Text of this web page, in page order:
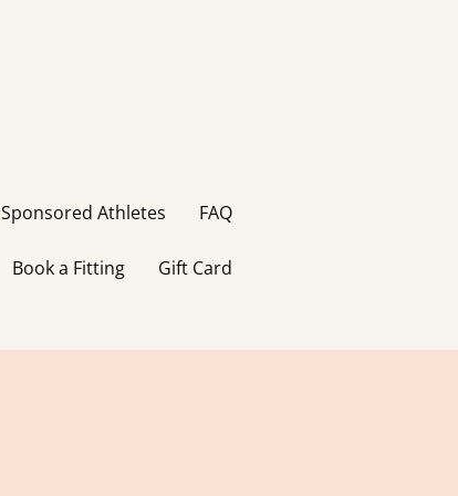
Sponsored Athletes FAQ
Book a Fitting Gift Card